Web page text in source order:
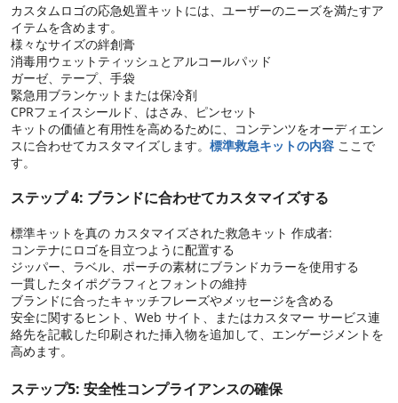
カスタムロゴの応急処置キットには、ユーザーのニーズを満たすア
イテムを含めます。
様々なサイズの絆創膏
消毒用ウェットティッシュとアルコールパッド
ガーゼ、テープ、手袋
緊急用ブランケットまたは保冷剤
CPRフェイスシールド、はさみ、ピンセット
キットの価値と有用性を高めるために、コンテンツをオーディエン
スに合わせてカスタマイズします。 標準救急キットの内容 ここで
す。
ステップ 4: ブランドに合わせてカスタマイズする
標準キットを真の カスタマイズされた救急キット 作成者:
コンテナにロゴを目立つように配置する
ジッパー、ラベル、ポーチの素材にブランドカラーを使用する
一貫したタイポグラフィとフォントの維持
ブランドに合ったキャッチフレーズやメッセージを含める
安全に関するヒント、Web サイト、またはカスタマー サービス連
絡先を記載した印刷された挿入物を追加して、エンゲージメントを
高めます。
ステップ5: 安全性コンプライアンスの確保